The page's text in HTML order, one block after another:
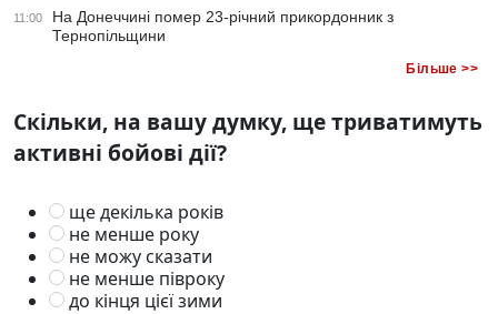
11:00
На Донеччині помер 23-річний прикордонник з
Тернопільщини
Більше >>
Скільки, на вашу думку, ще триватимуть
активні бойові дії?
ще декілька років
не менше року
не можу сказати
не менше півроку
до кінця цієї зими